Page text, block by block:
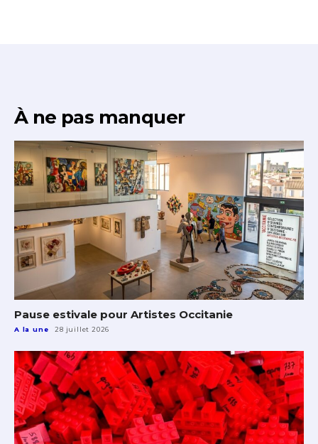
À ne pas manquer
Pause estivale pour Artistes Occitanie
A la une 28 juillet 2026